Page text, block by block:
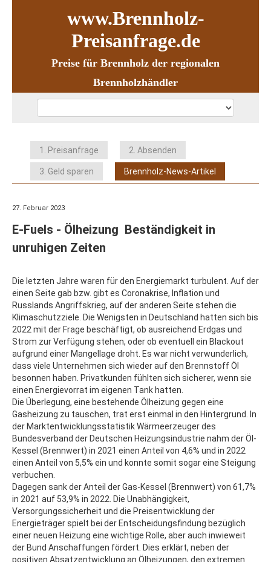
www.Brennholz-
Preisanfrage.de
Preise für Brennholz der regionalen
Brennholzhändler
1. Preisanfrage 2. Absenden
3. Geld sparen Brennholz-News-Artikel
27. Februar 2023
E-Fuels - Ölheizung  Beständigkeit in
unruhigen Zeiten
Die letzten Jahre waren für den Energiemarkt turbulent. Auf der
einen Seite gab bzw. gibt es Coronakrise, Inflation und
Russlands Angriffskrieg, auf der anderen Seite stehen die
Klimaschutzziele. Die Wenigsten in Deutschland hatten sich bis
2022 mit der Frage beschäftigt, ob ausreichend Erdgas und
Strom zur Verfügung stehen, oder ob eventuell ein Blackout
aufgrund einer Mangellage droht. Es war nicht verwunderlich,
dass viele Unternehmen sich wieder auf den Brennstoff Öl
besonnen haben. Privatkunden fühlten sich sicherer, wenn sie
einen Energievorrat im eigenen Tank hatten.
Die Überlegung, eine bestehende Ölheizung gegen eine
Gasheizung zu tauschen, trat erst einmal in den Hintergrund. In
der Marktentwicklungsstatistik Wärmeerzeuger des
Bundesverband der Deutschen Heizungsindustrie nahm der Öl-
Kessel (Brennwert) in 2021 einen Anteil von 4,6% und in 2022
einen Anteil von 5,5% ein und konnte somit sogar eine Steigung
verbuchen.
Dagegen sank der Anteil der Gas-Kessel (Brennwert) von 61,7%
in 2021 auf 53,9% in 2022. Die Unabhängigkeit,
Versorgungssicherheit und die Preisentwicklung der
Energieträger spielt bei der Entscheidungsfindung bezüglich
einer neuen Heizung eine wichtige Rolle, aber auch inwieweit
der Bund Anschaffungen fördert. Dies erklärt, neben der
positiven Absatzentwicklung an Ölheizungen, den extremen